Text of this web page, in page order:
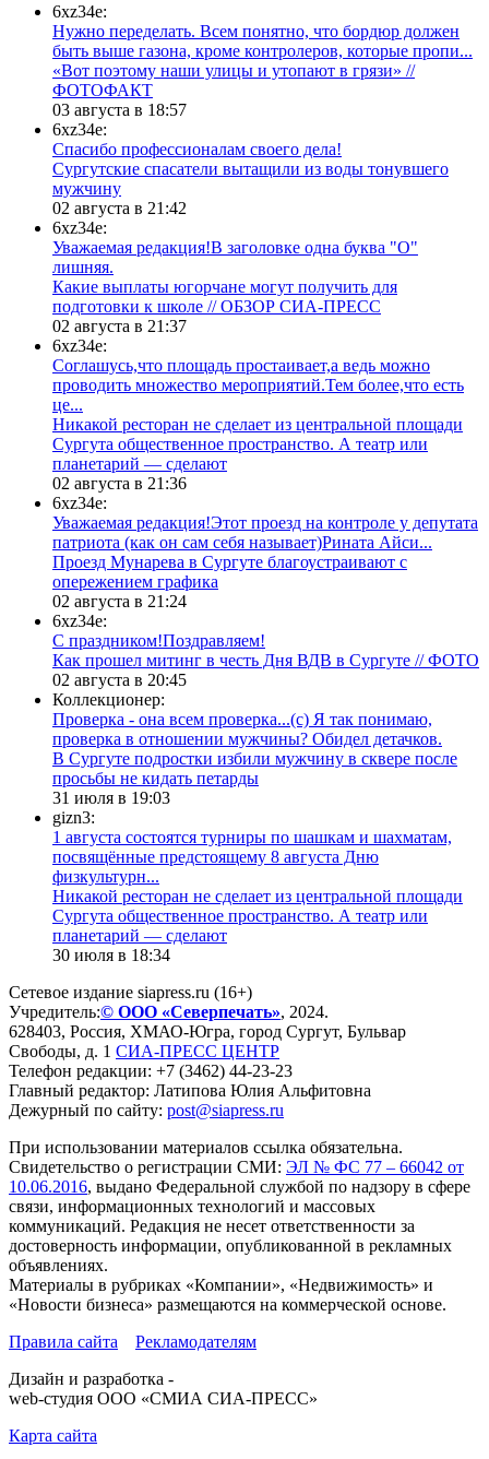
6xz34e:
Нужно переделать. Всем понятно, что бордюр должен
быть выше газона, кроме контролеров, которые пропи...
«Вот поэтому наши улицы и утопают в грязи» //
ФОТОФАКТ
03 августа в 18:57
6xz34e:
Спасибо профессионалам своего дела!
Сургутские спасатели вытащили из воды тонувшего
мужчину
02 августа в 21:42
6xz34e:
Уважаемая редакция!В заголовке одна буква "О"
лишняя.
Какие выплаты югорчане могут получить для
подготовки к школе // ОБЗОР СИА-ПРЕСС
02 августа в 21:37
6xz34e:
Соглашусь,что площадь простаивает,а ведь можно
проводить множество мероприятий.Тем более,что есть
це...
​Никакой ресторан не сделает из центральной площади
Сургута общественное пространство. А театр или
планетарий — сделают
02 августа в 21:36
6xz34e:
Уважаемая редакция!Этот проезд на контроле у депутата
патриота (как он сам себя называет)Рината Айси...
​Проезд Мунарева в Сургуте благоустраивают с
опережением графика
02 августа в 21:24
6xz34e:
С праздником!Поздравляем!
Как прошел митинг в честь Дня ВДВ в Сургуте // ФОТО
02 августа в 20:45
Коллекционер:
Проверка - она всем проверка...(с) Я так понимаю,
проверка в отношении мужчины? Обидел детачков.
В Сургуте подростки избили мужчину в сквере после
просьбы не кидать петарды
31 июля в 19:03
gizn3:
1 августа состоятся турниры по шашкам и шахматам,
посвящённые предстоящему 8 августа Дню
физкультурн...
​Никакой ресторан не сделает из центральной площади
Сургута общественное пространство. А театр или
планетарий — сделают
30 июля в 18:34
Сетевое издание siapress.ru (16+)
Учредитель:© ООО «Северпечать», 2024.
628403, Россия, ХМАО-Югра, город Сургут, Бульвар
Свободы, д. 1 СИА-ПРЕСС ЦЕНТР
Телефон редакции: +7 (3462) 44-23-23
Главный редактор: Латипова Юлия Альфитовна
Дежурный по сайту: post@siapress.ru
При использовании материалов ссылка обязательна.
Свидетельство о регистрации СМИ: ЭЛ № ФС 77 – 66042 от
10.06.2016, выдано Федеральной службой по надзору в сфере
связи, информационных технологий и массовых
коммуникаций. Редакция не несет ответственности за
достоверность информации, опубликованной в рекламных
объявлениях.
Материалы в рубриках «Компании», «Недвижимость» и
«Новости бизнеса» размещаются на коммерческой основе.
Правила сайта
Рекламодателям
Дизайн и разработка -
web-студия ООО «СМИА СИА-ПРЕСС»
Карта сайта